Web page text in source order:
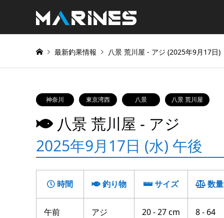
最新釣果情報 八景 荒川屋 ‐ アジ (2025年9月17日)
神奈川 東京湾西 八景 八景 荒川屋
八景 荒川屋 ‐ アジ
2025年9月17日 (水) 午後
時間 釣り物 サイズ 数量
午前 アジ 20 - 27 cm 8 - 64